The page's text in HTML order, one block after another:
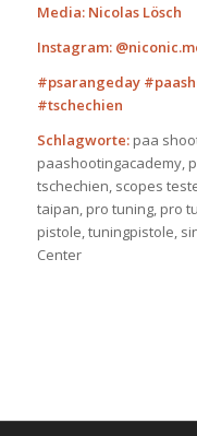
Media: Nicolas Lösch
Instagram:
#psarangeday
#tschechien
Schlagworte:paa
paashootingacademy,
tschechien, scopes
taipan, pro tuning, pro
pistole, tuningpistole,
Center